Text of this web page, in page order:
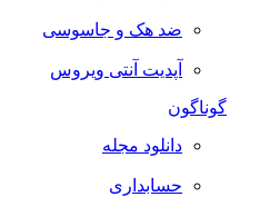
ضد هک و جاسوسی
آپدیت آنتی ویروس
گوناگون
دانلود مجله
حسابداری